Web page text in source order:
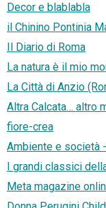
Decor e blablabla
il Chinino Pontinia
Il Diario di Roma
La natura è il mio
La Città di Anzio
Altra Calcata… altro
fiore-crea
Ambiente e società
I grandi classici
Meta magazine